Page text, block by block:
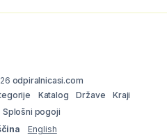
odpiralnicasi.com
Katalog Države
Kraji
Splošni pogoji
English